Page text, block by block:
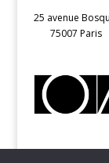
25 avenue
75007 Paris